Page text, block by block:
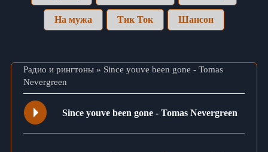
На мужа Тик Ток Шансон
Радио и рингтоны » Since youve been gone - Tomas
Nevergreen
Since youve been gone - Tomas Nevergreen